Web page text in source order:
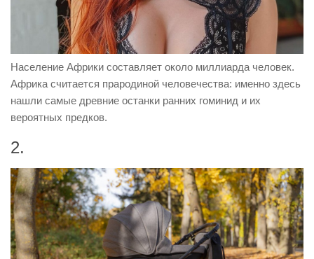
Население Африки составляет около миллиарда человек.
Африка считается прародиной человечества: именно здесь
нашли самые древние останки ранних гоминид и их
вероятных предков.
2.